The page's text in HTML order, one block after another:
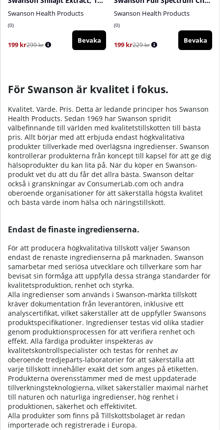
Swanson Health Products
0
199 kr299 kr
Bevaka
Swanson Health Products
0
199 kr229 kr
Bevaka
För Swanson är kvalitet i fokus.
Kvalitet. Värde. Pris. Detta är ledande principer hos Swanson
Health Products. Sedan 1969 har Swanson spridit
välbefinnande till världen med kvalitetstillskotten till bästa
pris. Allt börjar med att erbjuda endast högkvalitativa
produkter tillverkade med överlägsna ingredienser. Swanson
kontrollerar produkterna från koncept till kapsel för att ge dig
hälsoprodukter du kan lita på. När du köper en Swanson-
produkt vet du att du får det allra bästa. Swanson deltar
också i granskningar av ConsumerLab.com och andra
oberoende organisationer för att säkerställa högsta kvalitet
och bästa värde inom hälsa och näringstillskott.
Endast de finaste ingredienserna.
För att producera högkvalitativa tillskott väljer Swanson
endast de renaste ingredienserna på marknaden. Swanson
samarbetar med seriösa utvecklare och tillverkare som har
bevisat sin förmåga att uppfylla dessa stränga standarder för
kvalitetsproduktion, renhet och styrka.
Alla ingredienser som används i Swanson-märkta tillskott
kräver dokumentation från leverantören, inklusive ett
analyscertifikat, vilket säkerställer att de uppfyller Swansons
produktspecifikationer. Ingredienser testas vid olika stadier
genom produktionsprocessen för att verifiera renhet och
effekt. Alla färdiga produkter inspekteras av
kvalitetskontrollspecialister och testas för renhet av
oberoende tredjeparts-laboratorier för att säkerställa att
varje tillskott innehåller exakt det som anges på etiketten.
Produkterna överensstämmer med de mest uppdaterade
tillverkningsteknologierna, vilket säkerställer maximal närhet
till naturen och naturliga ingredienser, hög renhet i
produktionen, säkerhet och effektivitet.
Alla produkter som finns på Tillskottsbolaget är redan
importerade och registrerade i Europa.